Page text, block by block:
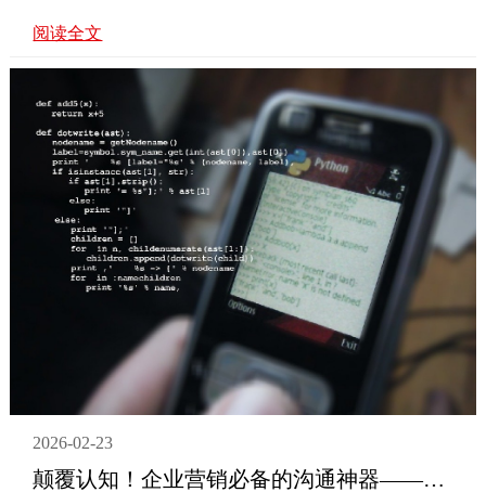
亟待解决的战略课题。本文将围绕这一核心问题，深入剖析400
心优势与战略价值正为企业提供破局之道。企业面临的**问题
是形象与可信度。一个易记、统一的全国客服号码至关重要。
400电话以其“400”开头的专属号段，瞬间提升企业品牌的专业
形象与公信力，这是普通固话或手机号无法比拟的先天优势。
它如同企···
阅读全文
2026-02-23
颠覆认知！企业营销必备的沟通神器——一文详解400的电话怎么申请的秘密法则